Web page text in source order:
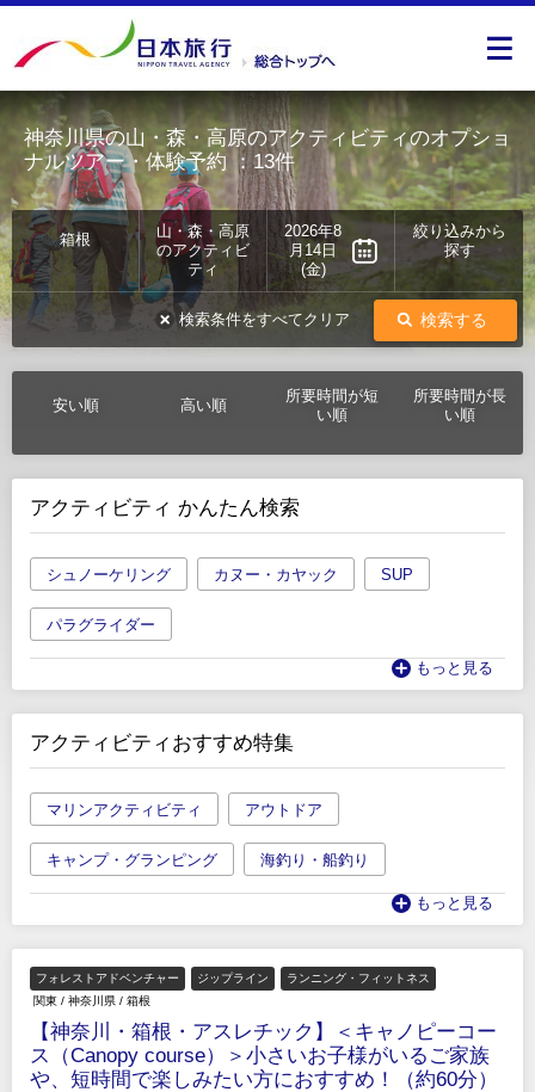
神奈川県の山・森・高原のアクティビティのオプショ
ナルツアー・体験予約 ：13件
箱根
山・森・高原
のアクティビ
ティ
2026年8
月14日
(金)
絞り込みから
探す
検索する
検索条件をすべてクリア
安い順 高い順
所要時間が短
い順
所要時間が長
い順
アクティビティ かんたん検索
シュノーケリング カヌー・カヤック SUP
パラグライダー
もっと見る
アクティビティおすすめ特集
マリンアクティビティ アウトドア
キャンプ・グランピング 海釣り・船釣り
もっと見る
フォレストアドベンチャー ジップライン
ランニング・フィットネス
関東 / 神奈川県 / 箱根
【神奈川・箱根・アスレチック】＜キャノピーコー
ス（Canopy course）＞小さいお子様がいるご家族
や、短時間で楽しみたい方におすすめ！（約60分）